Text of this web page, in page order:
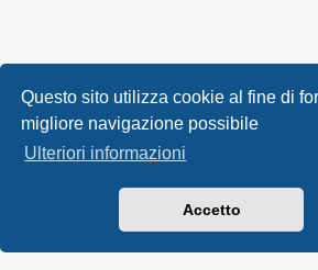
Questo sito utilizza cookie al fine di
migliore navigazione possibile
Ulteriori informazioni
Accetto